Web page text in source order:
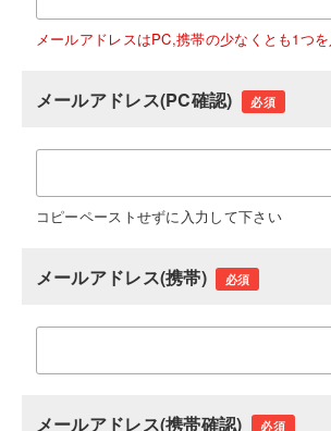
メールアドレスはPC,携帯の少なくとも1つ
メールアドレス(PC確認) 必須
コピーペーストせずに入力して下さい
メールアドレス(携帯) 必須
メールアドレス(携帯確認) 必須